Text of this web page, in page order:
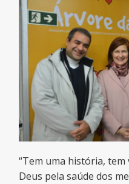
“Tem uma história, tem
Deus pela saúde dos